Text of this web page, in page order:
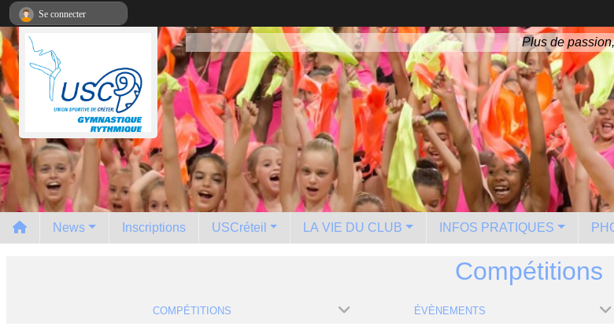
Plus de
News Inscriptions USCréteil LA VIE DU CLUB INFOS PRATIQUES
Compétitions
COMPÉTITIONS ÉVÈNEMENTS
Se connecter
Panneau de gestion des cookies